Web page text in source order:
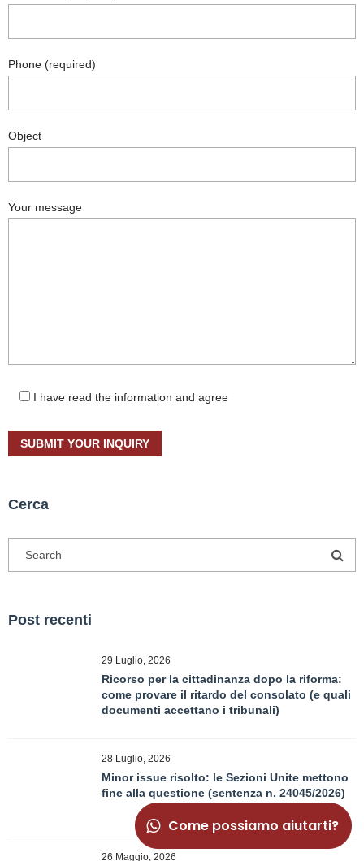
Phone (required)
Object
Your message
I have read the information and agree
Cerca
Post recenti
29 Luglio, 2026
Ricorso per la cittadinanza dopo la riforma:
come provare il ritardo del consolato (e quali
documenti accettano i tribunali)
28 Luglio, 2026
Minor issue risolto: le Sezioni Unite mettono
fine alla questione (sentenza n. 24045/2026)
26 Maggio, 2026
Come possiamo aiutarti?